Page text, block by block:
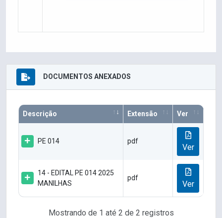
DOCUMENTOS ANEXADOS
Descrição Extensão Ver
PE 014 pdf
Ver
14 - EDITAL PE 014 2025
MANILHAS
pdf
Ver
Mostrando de 1 até 2 de 2 registros